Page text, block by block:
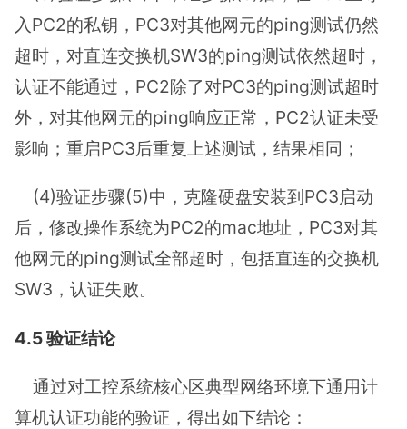
入PC2的私钥，PC3对其他网元的ping测试仍然
超时，对直连交换机SW3的ping测试依然超时，
认证不能通过，PC2除了对PC3的ping测试超时
外，对其他网元的ping响应正常，PC2认证未受
影响；重启PC3后重复上述测试，结果相同；
(4)验证步骤(5)中，克隆硬盘安装到PC3启动
后，修改操作系统为PC2的mac地址，PC3对其
他网元的ping测试全部超时，包括直连的交换机
SW3，认证失败。
4.5 验证结论
通过对工控系统核心区典型网络环境下通用计
算机认证功能的验证，得出如下结论：